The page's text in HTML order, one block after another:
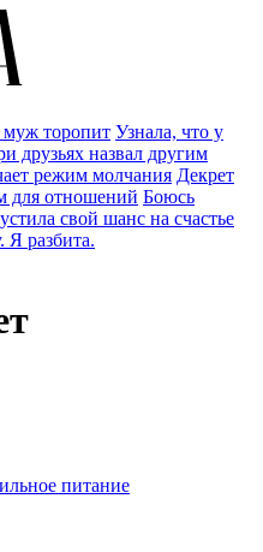
муж торопит Узнала, что у
друзьях назвал другим
режим молчания Декрет
для отношений Боюсь
свой шанс на счастье
Я разбита.
питание